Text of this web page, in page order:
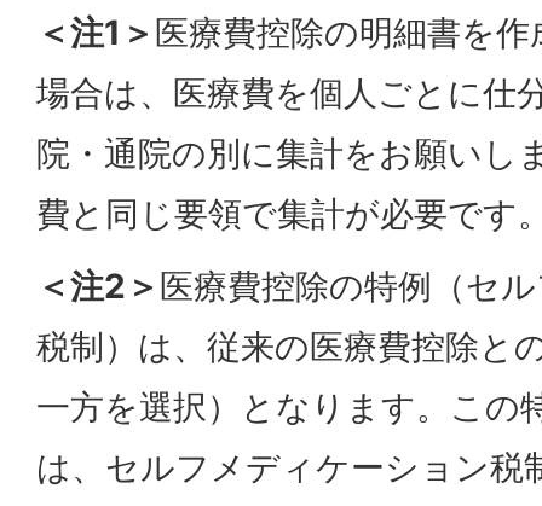
＜注1＞ 医療費控除の明細書を
場合は、医療費を個人ごとに仕
院・通院の別に集計をお願いし
費と同じ要領で集計が必要です
＜注2＞ 医療費控除の特例（セ
税制）は、従来の医療費控除と
一方を選択）となります。この
は、セルフメディケーション税